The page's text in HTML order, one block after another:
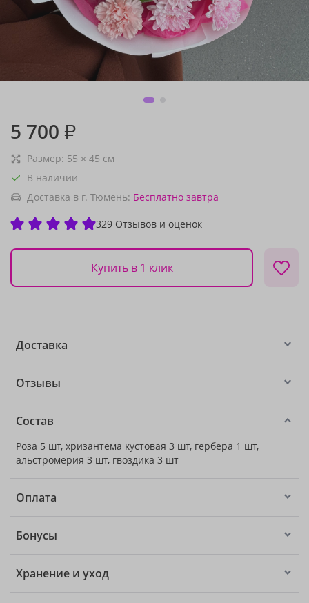
5 700 ₽
Размер: 55 × 45 см
В наличии
Доставка в г. Тюмень: Бесплатно завтра
329 Отзывов и оценок
Купить в 1 клик
Доставка
Отзывы
Состав
Роза 5 шт, хризантема кустовая 3 шт, гербера 1 шт,
альстромерия 3 шт, гвоздика 3 шт
Оплата
Бонусы
Хранение и уход